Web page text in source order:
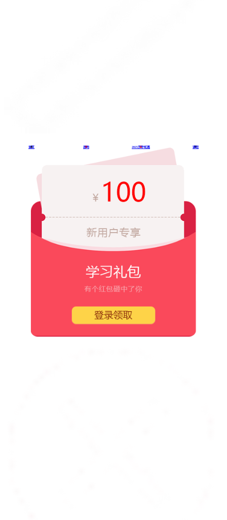
川公网安备 51010802001203号蜀ICP备2022000555号
首页 咨询 2025开学钜惠 课程